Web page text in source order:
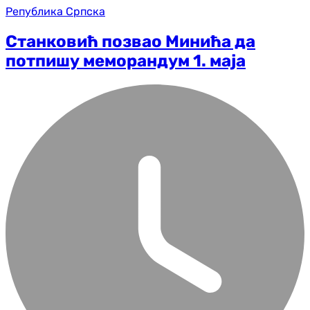
Република Српска
Станковић позвао Минића да
потпишу меморандум 1. маја